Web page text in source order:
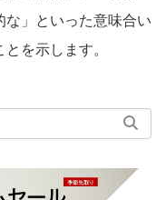
」といった意味合い
を示します。